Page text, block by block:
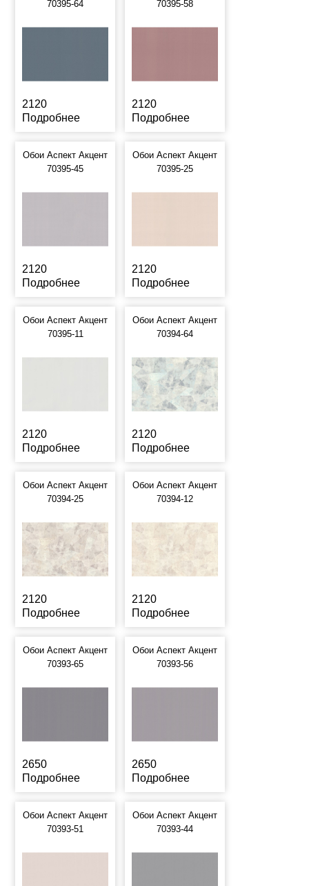
70395-64
2120
Подробнее
70395-58
2120
Подробнее
Обои Аспект Акцент
70395-45
2120
Подробнее
Обои Аспект Акцент
70395-25
2120
Подробнее
Обои Аспект Акцент
70395-11
2120
Подробнее
Обои Аспект Акцент
70394-64
2120
Подробнее
Обои Аспект Акцент
70394-25
2120
Подробнее
Обои Аспект Акцент
70394-12
2120
Подробнее
Обои Аспект Акцент
70393-65
2650
Подробнее
Обои Аспект Акцент
70393-56
2650
Подробнее
Обои Аспект Акцент
70393-51
Обои Аспект Акцент
70393-44